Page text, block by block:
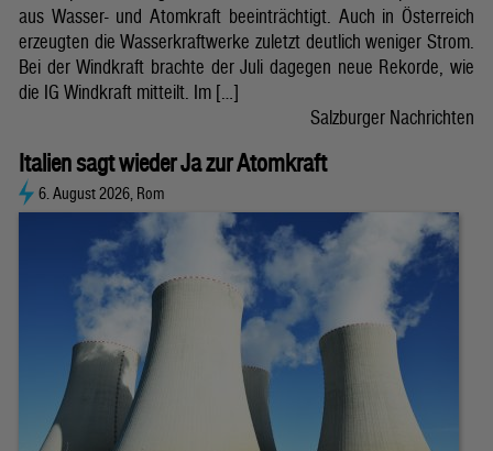
aus Wasser- und Atomkraft beeinträchtigt. Auch in Österreich
erzeugten die Wasserkraftwerke zuletzt deutlich weniger Strom.
Bei der Windkraft brachte der Juli dagegen neue Rekorde, wie
die IG Windkraft mitteilt. Im […]
Salzburger Nachrichten
Italien sagt wieder Ja zur Atomkraft
6. August 2026, Rom